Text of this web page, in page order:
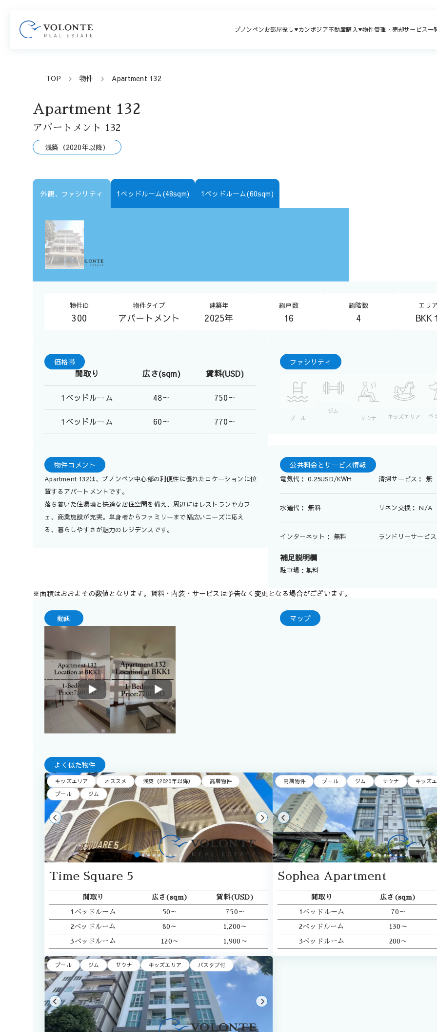
プノンペンお部屋探し カンボジア不動産購入 物件管理・売却サービス一
TOP 物件 Apartment 132
Apartment 132
アパートメント 132
浅築（2020年以降）
外観、ファシリティ 1ベッドルーム(48sqm) 1ベッドルーム(60sqm)
物件ID
300
物件タイプ
アパートメント
建築年
2025年
総戸数
16
総階数
4
エリ
BKK
価格帯
間取り 広さ(sqm) 賃料(USD)
1ベッドルーム 48～ 750～
1ベッドルーム 60～ 770～
ファシリティ
プール
ジム
サウナ
キッズエリア ペ
物件コメント
Apartment 132は、プノンペン中心部の利便性に優れたロケーションに位
置するアパートメントです。
落ち着いた住環境と快適な居住空間を備え、周辺にはレストランやカフ
ェ、商業施設が充実。単身者からファミリーまで幅広いニーズに応え
る、暮らしやすさが魅力のレジデンスです。
公共料金とサービス情報
電気代： 0.25USD/KWH
水道代： 無料
インターネット： 無料
清掃サービス： 無
リネン交換： N/A
ランドリーサービ
補足説明欄
駐車場：無料
※面積はおおよその数値となります。賃料・内装・サービスは予告なく変更となる場合がございます。
動画 マップ
よく似た物件
キッズエリア オススメ 浅築（2020年以降）
高層物件
プール
ジム
Time Square 5
間取り 広さ(sqm) 賃料(USD)
1ベッドルーム 50～ 750～
2ベッドルーム 80～ 1,200～
3ベッドルーム 120～ 1,900～
高層物件 プール ジム サウナ キッズ
Sophea Apartment
間取り 広さ(sqm)
1ベッドルーム 70～
2ベッドルーム 130～
3ベッドルーム 200～
プール ジム サウナ キッズエリア バスタブ付